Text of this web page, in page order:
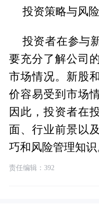
投资策略与风险
投资者在参与
要充分了解公司
市场情况。新股
价容易受到市场
因此，投资者在
面、行业前景以
巧和风险管理知识
责任编辑：392